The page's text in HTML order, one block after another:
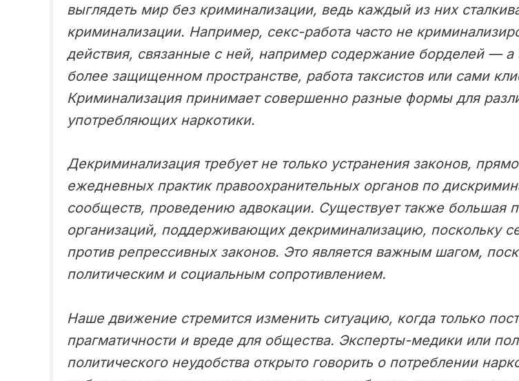
выглядеть мир без криминализации, ведь каждый из них
криминализации. Например, секс-работа часто не
действия, связанные с ней, например содержание борделей — а
более защищенном пространстве, работа таксистов или сами
Криминализация принимает совершенно разные формы для
употребляющих наркотики.
Декриминализация требует не только устранения законов,
ежедневных практик правоохранительных органов по
сообществ, проведению адвокации. Существует также большая
организаций, поддерживающих декриминализацию, поскольку
против репрессивных законов. Это является важным шагом,
политическим и социальным сопротивлением.
Наше движение стремится изменить ситуацию, когда только
прагматичности и вреде для общества. Эксперты-медики или
политического неудобства открыто говорить о потреблении